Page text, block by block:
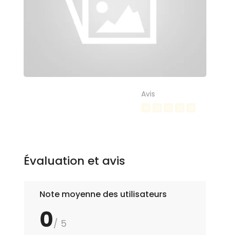
Avis
Évaluation et avis
Note moyenne des utilisateurs
0/ 5